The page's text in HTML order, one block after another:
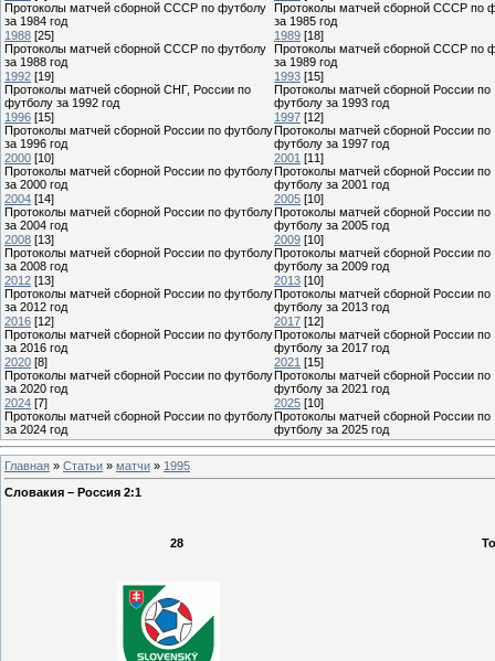
Протоколы матчей сборной СССР по футболу
за 1984 год
Протоколы матчей сборной СССР по
за 1985 год
1988 [25]
Протоколы матчей сборной СССР по футболу
за 1988 год
1989 [18]
Протоколы матчей сборной СССР по
за 1989 год
1992 [19]
Протоколы матчей сборной СНГ, России по
футболу за 1992 год
1993 [15]
Протоколы матчей сборной России по
футболу за 1993 год
1996 [15]
Протоколы матчей сборной России по футболу
за 1996 год
1997 [12]
Протоколы матчей сборной России по
футболу за 1997 год
2000 [10]
Протоколы матчей сборной России по футболу
за 2000 год
2001 [11]
Протоколы матчей сборной России по
футболу за 2001 год
2004 [14]
Протоколы матчей сборной России по футболу
за 2004 год
2005 [10]
Протоколы матчей сборной России по
футболу за 2005 год
2008 [13]
Протоколы матчей сборной России по футболу
за 2008 год
2009 [10]
Протоколы матчей сборной России по
футболу за 2009 год
2012 [13]
Протоколы матчей сборной России по футболу
за 2012 год
2013 [10]
Протоколы матчей сборной России по
футболу за 2013 год
2016 [12]
Протоколы матчей сборной России по футболу
за 2016 год
2017 [12]
Протоколы матчей сборной России по
футболу за 2017 год
2020 [8]
Протоколы матчей сборной России по футболу
за 2020 год
2021 [15]
Протоколы матчей сборной России по
футболу за 2021 год
2024 [7]
Протоколы матчей сборной России по футболу
за 2024 год
2025 [10]
Протоколы матчей сборной России по
футболу за 2025 год
Главная » Статьи » матчи » 1995
Словакия – Россия 2:1
28